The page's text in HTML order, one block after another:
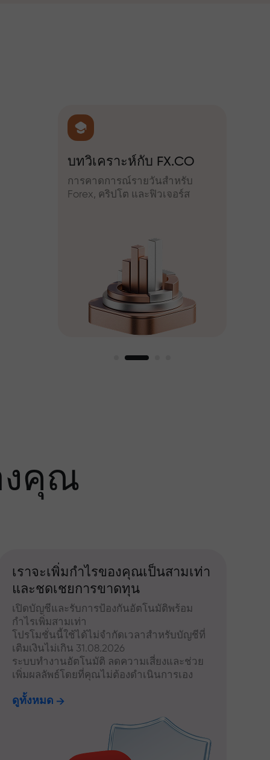
Triple Three: โปรเจกต์
ของขวัญ
ฝากเงินตั้งแต่ $333 และเลือกของ
งคุณ
เราจะเพิ่มกำไรของคุณเป็นสามเท่า
และชดเชยการขาดทุน
เปิดบัญชีและรับการป้องกันอัตโนมัติพร้อม
กำไรเพิ่มสามเท่า
โปรโมชั่นนี้ใช้ได้ไม่จำกัดเวลาสำหรับบัญชีที่
เติมเงินไม่เกิน 31.08.2026
ระบบทำงานอัตโนมัติ ลดความเสี่ยงและช่วย
เพิ่มผลลัพธ์โดยที่คุณไม่ต้องดำเนินการเอง
ดูทั้งหมด